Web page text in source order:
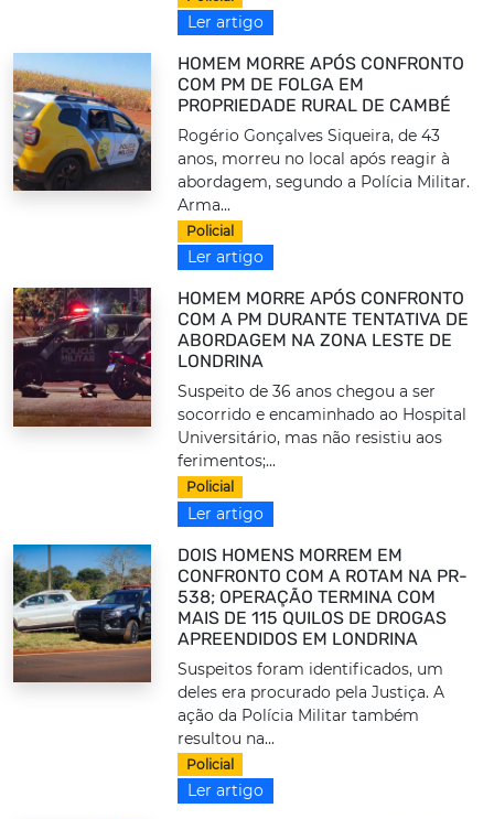
Ler artigo
HOMEM MORRE APÓS CONFRONTO
COM PM DE FOLGA EM
PROPRIEDADE RURAL DE CAMBÉ
Rogério Gonçalves Siqueira, de 43
anos, morreu no local após reagir à
abordagem, segundo a Polícia Militar.
Arma...
Policial
Ler artigo
HOMEM MORRE APÓS CONFRONTO
COM A PM DURANTE TENTATIVA DE
ABORDAGEM NA ZONA LESTE DE
LONDRINA
Suspeito de 36 anos chegou a ser
socorrido e encaminhado ao Hospital
Universitário, mas não resistiu aos
ferimentos;...
Policial
Ler artigo
DOIS HOMENS MORREM EM
CONFRONTO COM A ROTAM NA PR-
538; OPERAÇÃO TERMINA COM
MAIS DE 115 QUILOS DE DROGAS
APREENDIDOS EM LONDRINA
Suspeitos foram identificados, um
deles era procurado pela Justiça. A
ação da Polícia Militar também
resultou na...
Policial
Ler artigo